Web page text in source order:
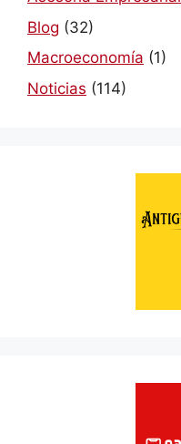
Blog (32)
Macroeconomía (1)
Noticias (114)